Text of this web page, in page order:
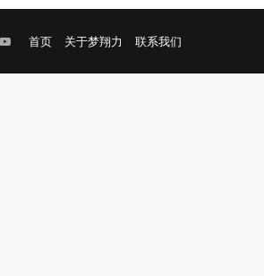
首页 关于梦翔力 联系我们
YouTube